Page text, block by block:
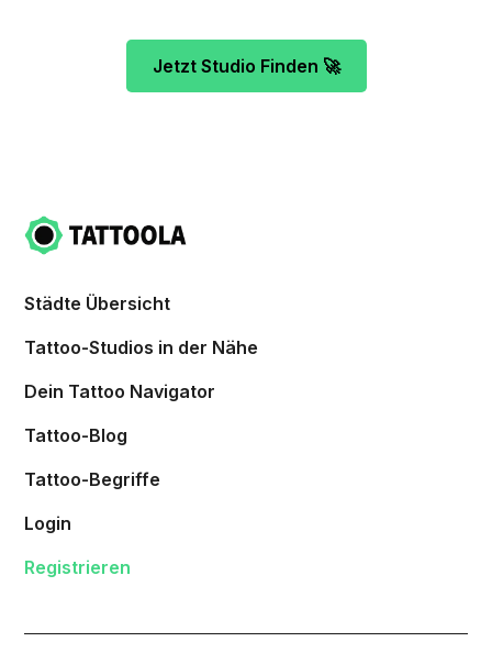
Jetzt Studio Finden 🚀
Städte Übersicht
Tattoo-Studios in der Nähe
Dein Tattoo Navigator
Tattoo-Blog
Tattoo-Begriffe
Login
Registrieren